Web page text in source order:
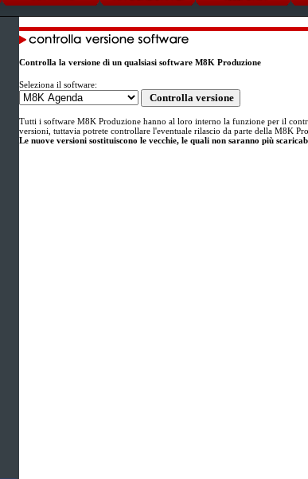
Controlla la versione di un qualsiasi software M8K Produzione
Seleziona il software:
Tutti i software M8K Produzione hanno al loro interno la funzione per il
versioni, tuttavia potrete controllare l'eventuale rilascio da parte della M8K
Le nuove versioni sostituiscono le vecchie, le quali non saranno più